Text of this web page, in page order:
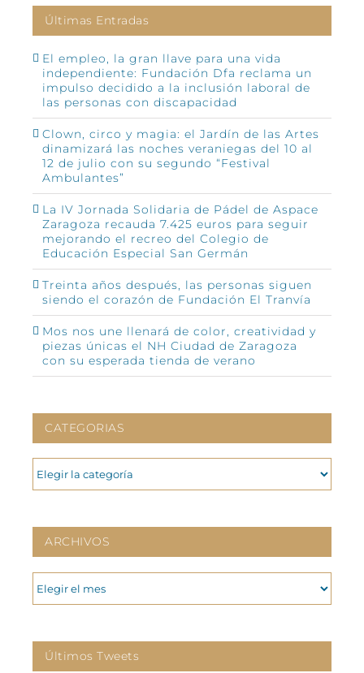
Últimas Entradas
El empleo, la gran llave para una vida
independiente: Fundación Dfa reclama un
impulso decidido a la inclusión laboral de
las personas con discapacidad
Clown, circo y magia: el Jardín de las Artes
dinamizará las noches veraniegas del 10 al
12 de julio con su segundo “Festival
Ambulantes”
La IV Jornada Solidaria de Pádel de Aspace
Zaragoza recauda 7.425 euros para seguir
mejorando el recreo del Colegio de
Educación Especial San Germán
Treinta años después, las personas siguen
siendo el corazón de Fundación El Tranvía
Mos nos une llenará de color, creatividad y
piezas únicas el NH Ciudad de Zaragoza
con su esperada tienda de verano
CATEGORIAS
CATEGORIAS
ARCHIVOS
ARCHIVOS
Últimos Tweets